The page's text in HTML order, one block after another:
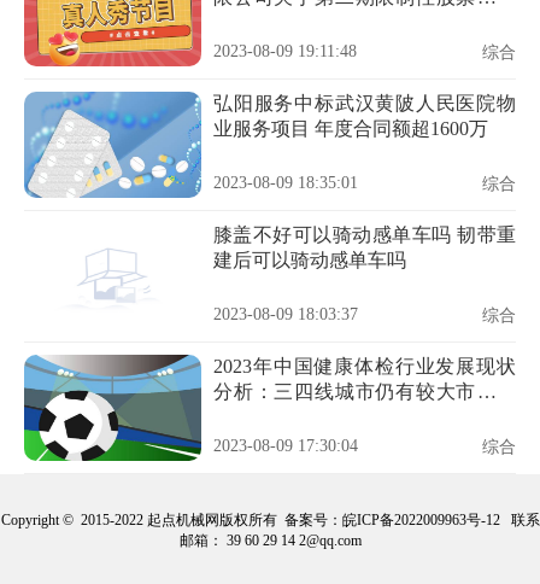
成的公告
2023-08-09 19:11:48 综合
弘阳服务中标武汉黄陂人民医院物
业服务项目 年度合同额超1600万
2023-08-09 18:35:01 综合
膝盖不好可以骑动感单车吗 韧带重
建后可以骑动感单车吗
2023-08-09 18:03:37 综合
2023年中国健康体检行业发展现状
分析：三四线城市仍有较大市场开
2023-08-09 17:30:04 综合
Copyright © 2015-2022 起点机械网版权所有 备案号： 皖ICP备2022009963号-12联系
邮箱： 39 60 29 14 2@qq.com